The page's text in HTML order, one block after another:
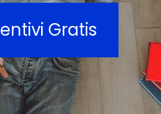
Gratis